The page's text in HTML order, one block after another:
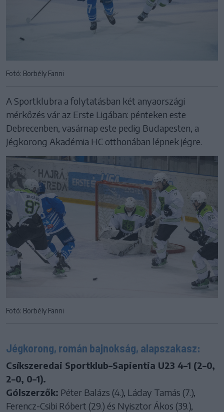
Fotó: Borbély Fanni
A Sportklubra a folytatásban két anyaországi
mérkőzés vár az Erste Ligában: pénteken este
Debrecenben, vasárnap este pedig Budapesten, a
Jégkorong Akadémia HC otthonában lépnek jégre.
Fotó: Borbély Fanni
Jégkorong, román bajnokság, alapszakasz:
Csíkszeredai Sportklub–Sapientia U23 4–1 (2–0,
2–0, 0–1).
Gólszerzők: Péter Balázs (4.), Láday Tamás (7.),
Ferencz-Csibi Róbert (29.) és Nyisztor Ákos (39.),